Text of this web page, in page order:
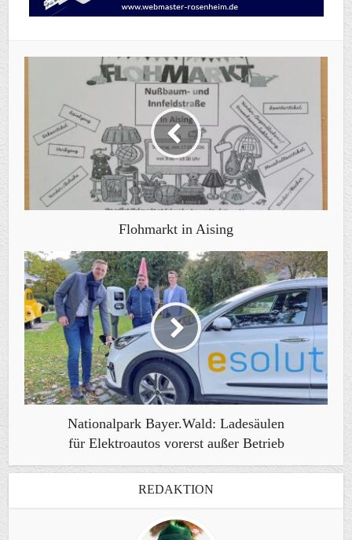
Flohmarkt in Aising
Nationalpark Bayer.Wald: Ladesäulen
für Elektroautos vorerst außer Betrieb
REDAKTION